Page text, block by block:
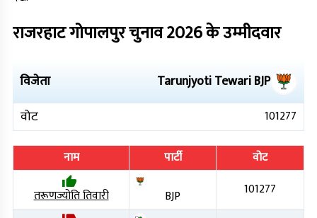
राजरहाट गोपालपुरचुनाव2026के उम्मीदवार
विजेता Tarunjyoti TewariBJP
वोट
101277
नाम पार्टी
वोट
तरूणज्योति तिवारी
BJP 101277